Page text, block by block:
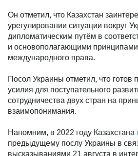
Он отметил, что Казахстан
урегулировании ситуации вокруг
дипломатическим путём в
и основополагающими
международного права.
Посол Украины отметил, что готов
усилия для поступательного
сотрудничества двух стран на
взаимопонимания.
Напомним, в 2022 году Казахстана
предыдущему послу Украины в
высказываниями 21 августа в